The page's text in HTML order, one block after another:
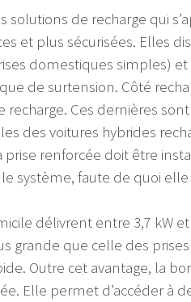
solutions de recharge qui
et plus sécurisées. Elles
domestiques simples)
de surtension. Côté
recharge. Ces dernières
des voitures hybrides
renforcée doit être
système, faute de quoi
délivrent entre 3,7 kW
grande que celle des
Outre cet avantage, la
Elle permet d’accéder à